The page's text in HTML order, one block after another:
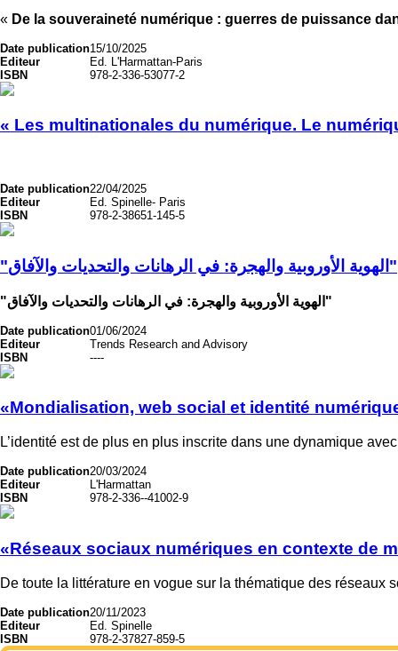
« De la souveraineté numérique : guerres de puissance
Date publication15/10/2025
Editeur
Ed. L'Harmattan-Paris
ISBN
978-2-336-53077-2
« Les multinationales du numérique. Le
Date publication22/04/2025
Editeur
Ed. Spinelle- Paris
ISBN
978-2-38651-145-5
"الهوية الأوروبية والهجرة: في الرهانات والتحديات والآفاق"
"الهوية الأوروبية والهجرة: في الرهانات والتحديات والآفاق"
Date publication01/06/2024
Editeur
Trends Research and Advisory
ISBN
----
«Mondialisation, web social et identité
L’identité est de plus en plus inscrite dans une dynamique
Date publication20/03/2024
Editeur
L'Harmattan
ISBN
978-2-336--41002-9
«Réseaux sociaux numériques en contexte de
De toute la littérature en vogue sur la thématique des réseaux
Date publication20/11/2023
Editeur
Ed. Spinelle
ISBN
978-2-37827-859-5